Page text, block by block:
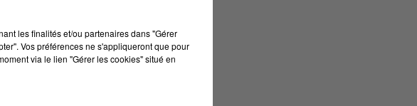
les finalités et/ou partenaires dans "Gérer
Vos préférences ne s'appliqueront que pour
via le lien "Gérer les cookies" situé en